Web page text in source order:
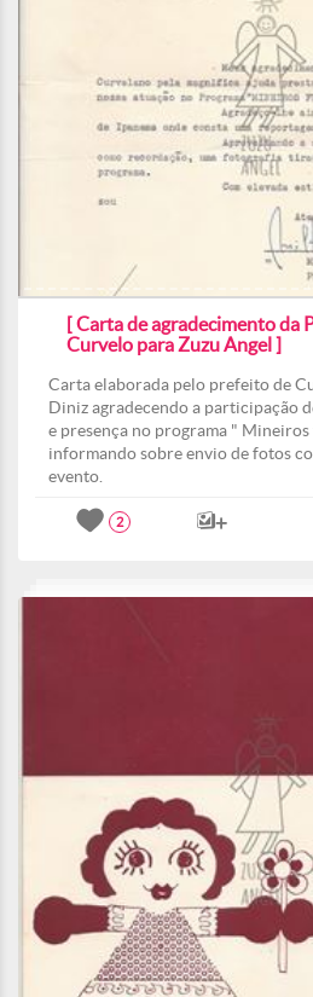
[ Carta de agradecimento da
Curvelo para Zuzu Angel ]
Carta elaborada pelo prefeito de
Diniz agradecendo a participação
e presença no programa "
informando sobre envio de fotos
evento.
2